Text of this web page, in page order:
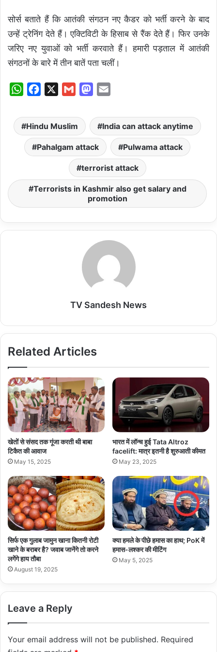
सोर्स बताते हैं कि आतंकी संगठन नए कैडर को भर्ती करने के बाद
उन्हें ट्रेनिंग देते हैं। एक्टिविटी के हिसाब से रैंक देते हैं। फिर उनके
जरिए नए युवाओं को भर्ती करवाते हैं। हमारी पड़ताल में आतंकी
संगठनों के बारे में तीन बातें पता चलीं।
W
a
t
s
A
c
e
b
o
a
i
l
M
s
o
d
o
n
a
i
l
Hindu Muslim India can attack anytime
Pahalgam attack Pulwama attack
terrorist attack
Terrorists in Kashmir also get salary and
promotion
TV Sandesh News
Related Articles
खेतों से संसद तक गूंजा करती थी बाबा
टिकैत की आवाज
May 15, 2025
भारत में लॉन्च हुई Tata Altroz
facelift: मात्र इतनी है शुरुआती कीमत
May 23, 2025
सिर्फ एक गुलाब जामुन खाना कितनी रोटी
खाने के बराबर है? जवाब जानेंगे तो करने
लगेंगे हाय तौबा
August 19, 2025
क्या हमले के पीछे हमास का हाथ; PoK में
हमास-लश्कर की मीटिंग
May 5, 2025
Leave a Reply
Your email address will not be published. Required